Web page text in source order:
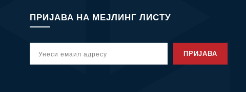
ПРИЈАВА НА МЕЈЛИНГ ЛИСТУ
ПРИЈАВА